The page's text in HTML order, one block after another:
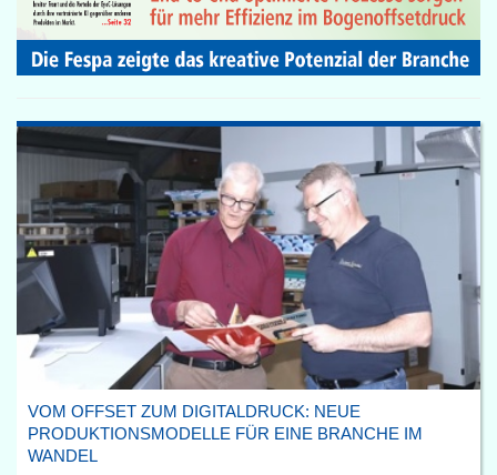
VOM OFFSET ZUM DIGITALDRUCK: NEUE
PRODUKTIONSMODELLE FÜR EINE BRANCHE IM
WANDEL